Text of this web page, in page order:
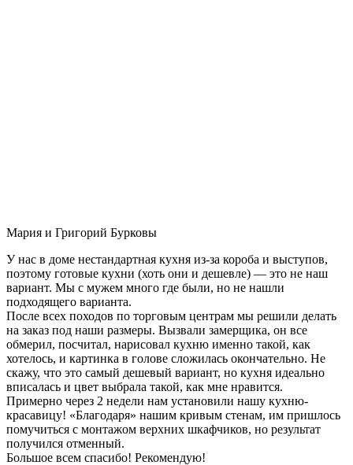
Мария и Григорий Бурковы
У нас в доме нестандартная кухня из-за короба и выступов,
поэтому готовые кухни (хоть они и дешевле) — это не наш
вариант. Мы с мужем много где были, но не нашли
подходящего варианта.
После всех походов по торговым центрам мы решили делать
на заказ под наши размеры. Вызвали замерщика, он все
обмерил, посчитал, нарисовал кухню именно такой, как
хотелось, и картинка в голове сложилась окончательно. Не
скажу, что это самый дешевый вариант, но кухня идеально
вписалась и цвет выбрала такой, как мне нравится.
Примерно через 2 недели нам установили нашу кухню-
красавицу! «Благодаря» нашим кривым стенам, им пришлось
помучиться с монтажом верхних шкафчиков, но результат
получился отменный.
Большое всем спасибо! Рекомендую!